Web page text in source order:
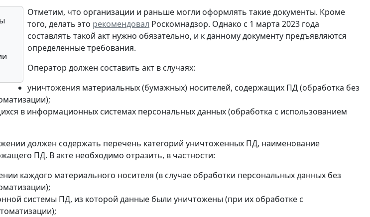
Отметим, что организации и раньше могли оформлять такие документы. Кроме
того, делать это рекомендовал Роскомнадзор. Однако с 1 марта 2023 года
составлять такой акт нужно обязательно, и к данному документу предъявляются
определенные требования.
Оператор должен составить акт в случаях:
уничтожения материальных (бумажных) носителей, содержащих ПД (обработка без
в информационных системах персональных данных (обработка с использованием
должен содержать перечень категорий уничтоженных ПД, наименование
ПД. В акте необходимо отразить, в частности:
каждого материального носителя (в случае обработки персональных данных без
системы ПД, из которой данные были уничтожены (при их обработке с